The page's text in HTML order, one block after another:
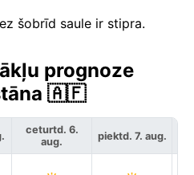
šobrīd saule ir stipra.
prognoze
🇦🇫
ceturtd. 6.
aug.
piektd. 7. aug.